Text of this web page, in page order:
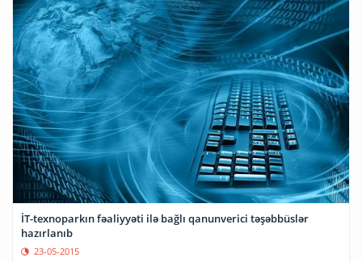
İT-texnoparkın fəaliyyəti ilə bağlı qanunverici təşəbbüslər
hazırlanıb
23-05-2015